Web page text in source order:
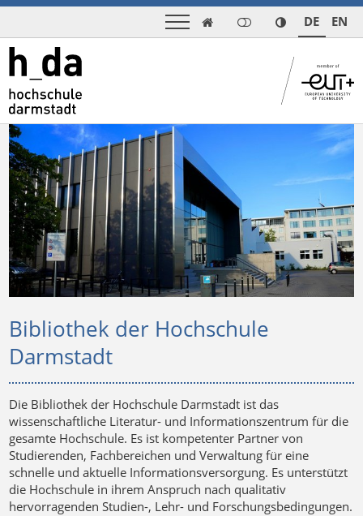
 DE EN
Bibliothek der Hochschule
Darmstadt
Die Bibliothek der Hochschule Darmstadt ist das
wissenschaftliche Literatur- und Informationszentrum für die
gesamte Hochschule. Es ist kompetenter Partner von
Studierenden, Fachbereichen und Verwaltung für eine
schnelle und aktuelle Informationsversorgung. Es unterstützt
die Hochschule in ihrem Anspruch nach qualitativ
hervorragenden Studien-, Lehr- und Forschungsbedingungen.